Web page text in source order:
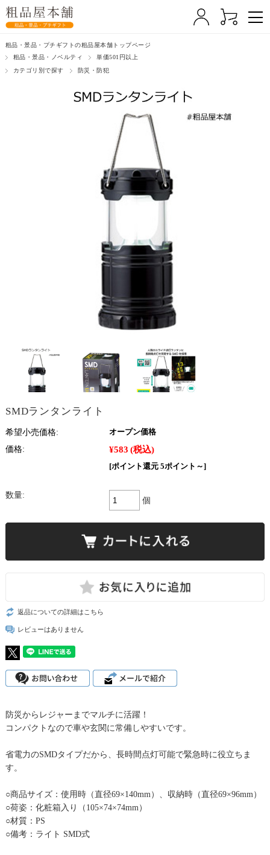
粗品・景品・プチギフトの粗品屋本舗トップページ
粗品・景品・ノベルティ
単価501円以上
カテゴリ別で探す
防災・防犯
SMDランタンライト
希望小売価格: オープン価格
価格: ¥583 (税込)
[ポイント還元 5ポイント～]
数量:
個
返品についての詳細はこちら
レビューはありません
防災からレジャーまでマルチに活躍！
コンパクトなので車や玄関に常備しやすいです。
省電力のSMDタイプだから、長時間点灯可能で緊急時に役立ちま
す。
○商品サイズ：使用時（直径69×140mm）、収納時（直径69×96mm）
○荷姿：化粧箱入り（105×74×74mm）
○材質：PS
○備考：ライト SMD式